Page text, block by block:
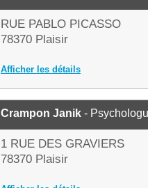
RUE PABLO PICASSO
78370 Plaisir
Afficher les détails
Crampon Janik -
1 RUE DES GRAVIERS
78370 Plaisir